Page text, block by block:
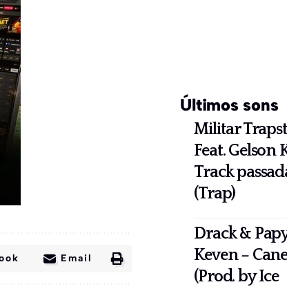
Email
Últimos sons
Militar
Feat. Gelson
Track
(Trap)
Drack &
Keven –
(Prod. by Ice